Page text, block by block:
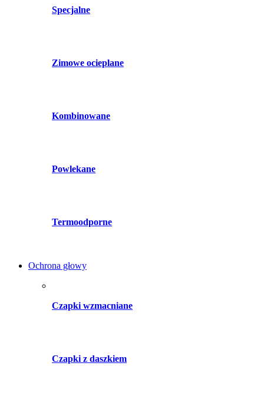
Specjalne
Zimowe ocieplane
Kombinowane
Powlekane
Termoodporne
Ochrona głowy
Czapki wzmacniane
Czapki z daszkiem